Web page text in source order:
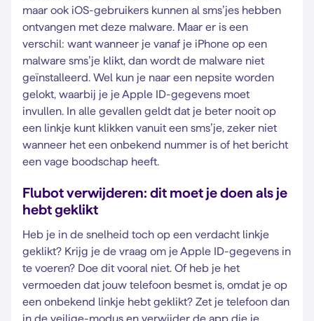
maar ook iOS-gebruikers kunnen al sms’jes hebben
ontvangen met deze malware. Maar er is een
verschil: want wanneer je vanaf je iPhone op een
malware sms’je klikt, dan wordt de malware niet
geïnstalleerd. Wel kun je naar een nepsite worden
gelokt, waarbij je je Apple ID-gegevens moet
invullen. In alle gevallen geldt dat je beter nooit op
een linkje kunt klikken vanuit een sms’je, zeker niet
wanneer het een onbekend nummer is of het bericht
een vage boodschap heeft.
Flubot verwijderen: dit moet je doen als je
hebt geklikt
Heb je in de snelheid toch op een verdacht linkje
geklikt? Krijg je de vraag om je Apple ID-gegevens in
te voeren? Doe dit vooral niet. Of heb je het
vermoeden dat jouw telefoon besmet is, omdat je op
een onbekend linkje hebt geklikt? Zet je telefoon dan
in de veilige-modus en verwijder de app die je